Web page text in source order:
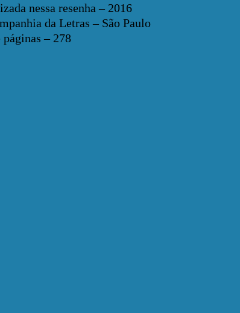
nessa resenha – 2016
da Letras – São Paulo
– 278